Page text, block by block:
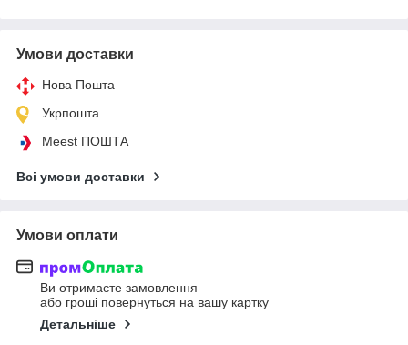
Умови доставки
Нова Пошта
Укрпошта
Meest ПОШТА
Всі умови доставки
Умови оплати
Ви отримаєте замовлення
або гроші повернуться на вашу картку
Детальніше